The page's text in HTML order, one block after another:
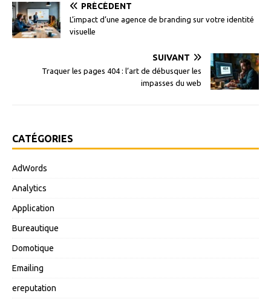
PRÉCÉDENT
L’impact d’une agence de branding sur votre identité
visuelle
SUIVANT
Traquer les pages 404 : l’art de débusquer les
impasses du web
CATÉGORIES
AdWords
Analytics
Application
Bureautique
Domotique
Emailing
ereputation